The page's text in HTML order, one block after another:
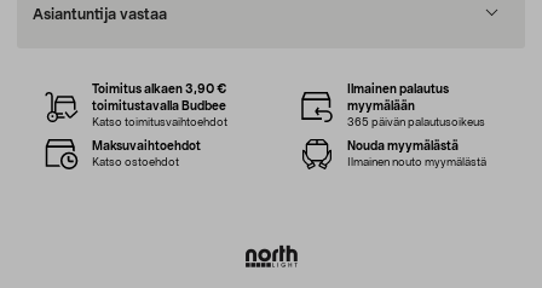
Asiantuntija vastaa
Toimitus alkaen 3,90 €
toimitustavalla Budbee
Katso toimitusvaihtoehdot
Ilmainen palautus
myymälään
365 päivän palautusoikeus
Maksuvaihtoehdot
Katso ostoehdot
Nouda myymälästä
Ilmainen nouto myymälästä